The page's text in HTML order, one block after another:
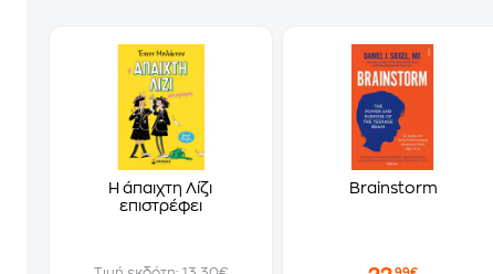
Η άπαιχτη Λίζι
επιστρέφει
Brainstorm